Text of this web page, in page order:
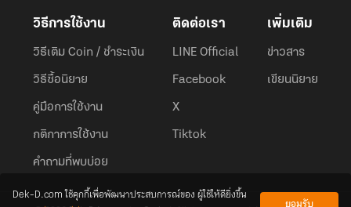
วิธีการใช้งาน
วิธีเติม Coin / ชำระเงิน
วิธีซื้อนิยาย
คู่มือการใช้งาน
กติกาการใช้งาน
คำถามที่พบบ่อย
ติดต่อเรา
LINE Official
Facebook
X
Tiktok
เพิ่มเติม
ข่าวสาร
เขียนนิยาย
Dek-D.com ใช้คุกกี้เพื่อพัฒนาประสบการณ์ของ ผู้ใช้ให้ดียิ่งขึ้น